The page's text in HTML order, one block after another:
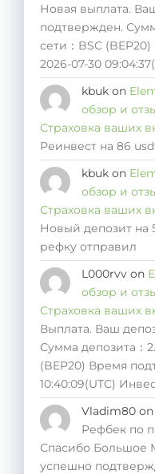
Новая выплата.
подтвержден.
сети：BSC
2026-07-30
kbuk on
обзор и
Страховка ваших
Реинвест на 86
kbuk on
обзор и
Страховка ваших
Новый депозит на
рефку отправил
L000rvv on
обзор и
Страховка ваших
Выплата. Ваш
Сумма депозита：
(BEP20) Время
10:40:09(UTC)
Vladim80 on
Рефбек по
Спасибо Большое
успешно